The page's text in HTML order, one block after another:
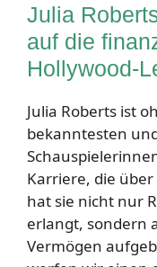
Julia
auf die
Hollywood-
Julia Roberts ist
bekanntesten
Karriere, die
hat sie nicht nur
erlangt, sondern
Vermögen